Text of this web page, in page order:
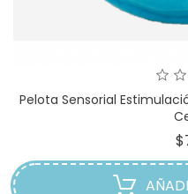
Pelota Sensorial